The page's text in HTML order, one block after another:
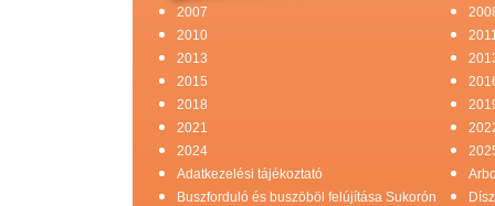
2007
2010
2013
2015
2018
2021
2024
Adatkezelési tájékoztató
Buszforduló és buszöböl felújítása Sukorón